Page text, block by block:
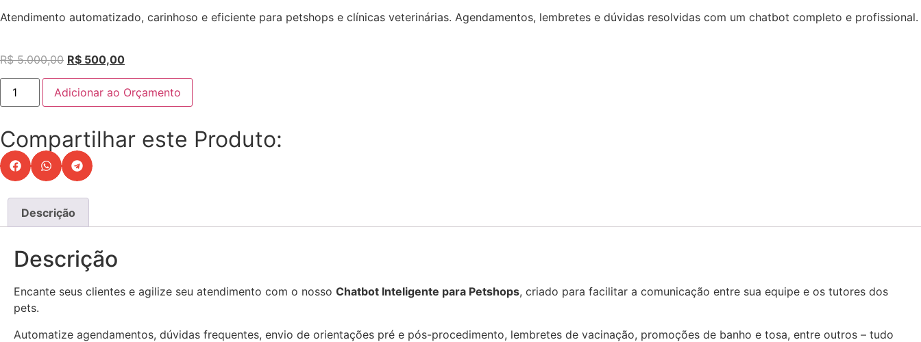
Atendimento automatizado, carinhoso e eficiente para petshops e clínicas veterinárias. Agendamentos, lembretes e dúvidas resolvidas com um chatbot completo e profissional.
R$5.000,00 R$ 500,00
Adicionar ao Orçamento
Compartilhar este Produto:
Descrição
Descrição
Encante seus clientes e agilize seu atendimento com o nosso Chatbot Inteligente para Petshops, criado para facilitar a comunicação entre sua equipe e os tutores dos
pets.
Automatize agendamentos, dúvidas frequentes, envio de orientações pré e pós-procedimento, lembretes de vacinação, promoções de banho e tosa, entre outros – tudo